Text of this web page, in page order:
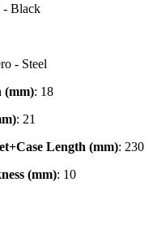
- Black
- Steel
(mm): 18
: 21
Length (mm): 230
(mm): 10